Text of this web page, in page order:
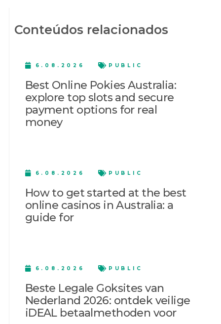
Conteúdos relacionados
6.08.2026 PUBLIC
Best Online Pokies Australia:
explore top slots and secure
payment options for real
money
6.08.2026 PUBLIC
How to get started at the best
online casinos in Australia: a
guide for
6.08.2026 PUBLIC
Beste Legale Goksites van
Nederland 2026: ontdek veilige
iDEAL betaalmethoden voor